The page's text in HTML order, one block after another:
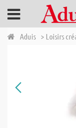
Aduis > Loisirs